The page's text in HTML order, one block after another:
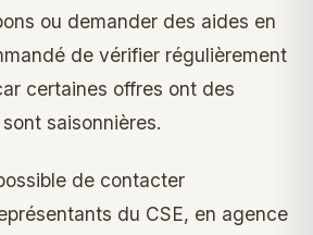
ou demander des aides en
de vérifier régulièrement
certaines offres ont des
saisonnières.
de contacter
du CSE, en agence